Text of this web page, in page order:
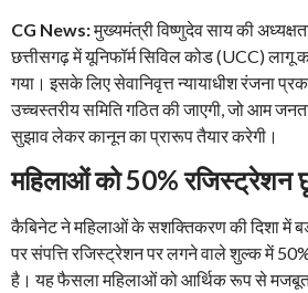
CG News:मुख्यमंत्री विष्णुदेव साय की
छत्तीसगढ़ में यूनिफॉर्म सिविल कोड (UCC)
गया। इसके लिए सेवानिवृत्त न्यायाधीश रंजना
उच्चस्तरीय समिति गठित की जाएगी, जो आम
सुझाव लेकर कानून का प्रारूप तैयार करेगी।
महिलाओं को 50% रजिस्ट्रेशन
कैबिनेट ने महिलाओं के सशक्तिकरण की दिशा में
पर संपत्ति रजिस्ट्रेशन पर लगने वाले शुल्क में
है। यह फैसला महिलाओं को आर्थिक रूप से